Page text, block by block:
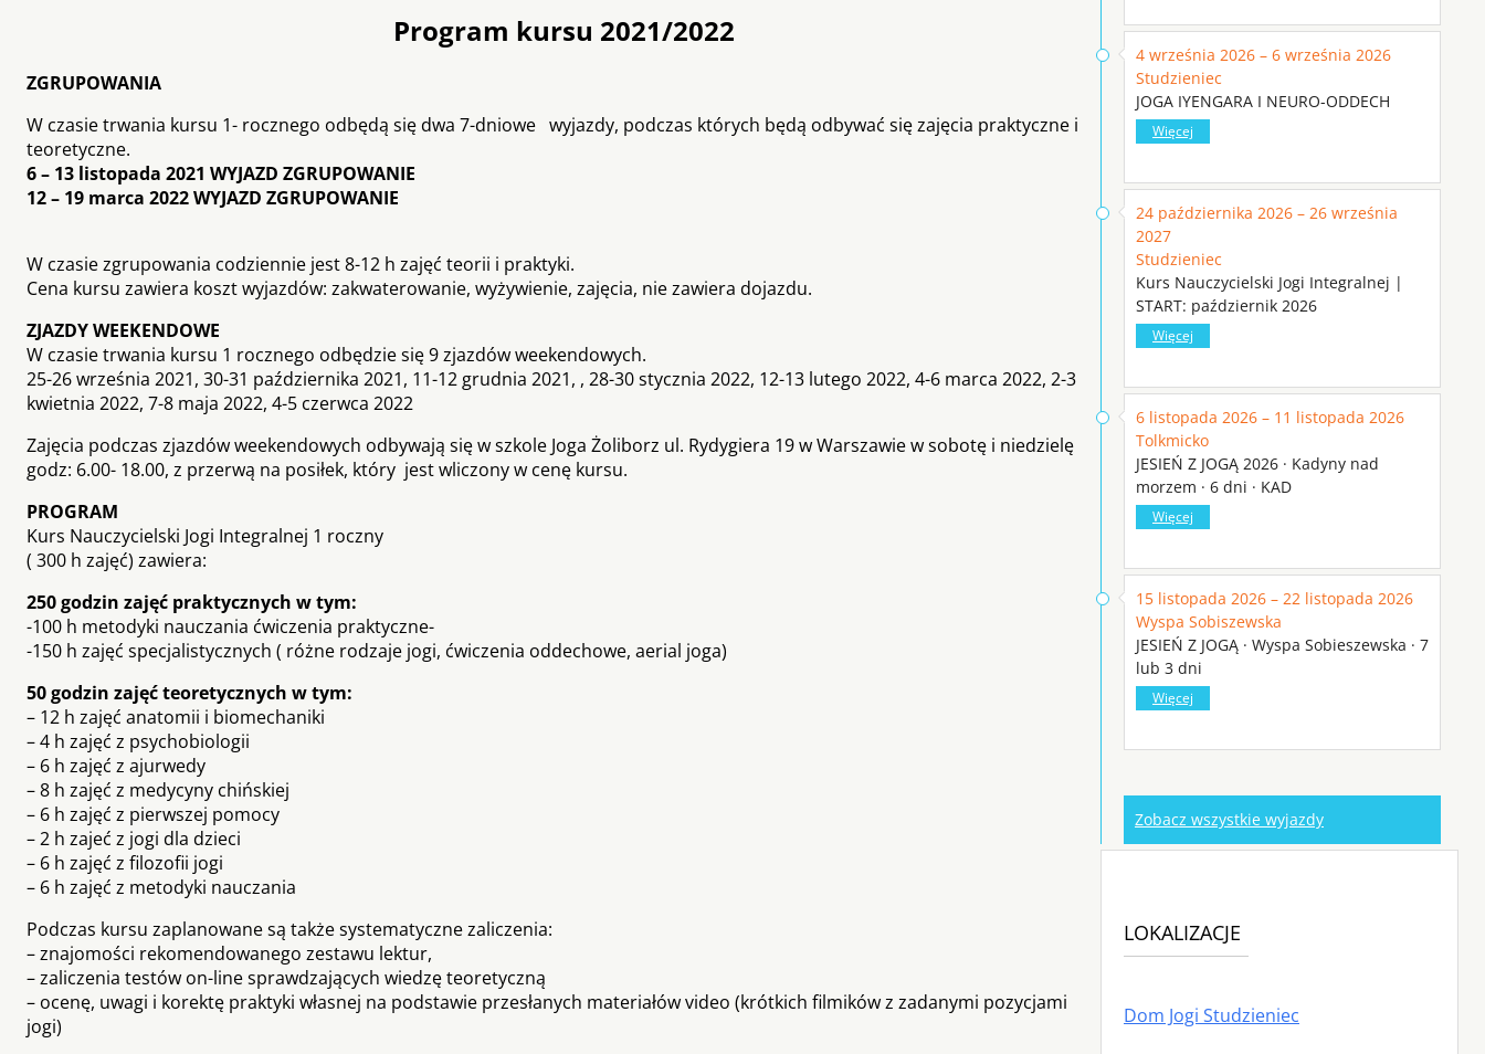
Program kursu 2021/2022
ZGRUPOWANIA
W czasie trwania kursu 1- rocznego odbędą się dwa 7-dniowe wyjazdy, podczas których będą odbywać się zajęcia praktyczne i
teoretyczne.
6 – 13 listopada 2021 WYJAZD ZGRUPOWANIE
12 – 19 marca 2022 WYJAZD ZGRUPOWANIE
W czasie zgrupowania codziennie jest 8-12 h zajęć teorii i praktyki.
Cena kursu zawiera koszt wyjazdów: zakwaterowanie, wyżywienie, zajęcia, nie zawiera dojazdu.
ZJAZDY WEEKENDOWE
W czasie trwania kursu 1 rocznego odbędzie się 9 zjazdów weekendowych.
25-26 września 2021, 30-31 października 2021, 11-12 grudnia 2021, , 28-30 stycznia 2022, 12-13 lutego 2022, 4-6 marca 2022, 2-3
kwietnia 2022, 7-8 maja 2022, 4-5 czerwca 2022
Zajęcia podczas zjazdów weekendowych odbywają się w szkole Joga Żoliborz ul. Rydygiera 19 w Warszawie w sobotę i niedzielę
godz: 6.00- 18.00, z przerwą na posiłek, który jest wliczony w cenę kursu.
PROGRAM
Kurs Nauczycielski Jogi Integralnej 1 roczny
( 300 h zajęć) zawiera:
250 godzin zajęć praktycznych w tym:
-100 h metodyki nauczania ćwiczenia praktyczne-
-150 h zajęć specjalistycznych ( różne rodzaje jogi, ćwiczenia oddechowe, aerial joga)
50 godzin zajęć teoretycznych w tym:
– 12 h zajęć anatomii i biomechaniki
– 4 h zajęć z psychobiologii
– 6 h zajęć z ajurwedy
– 8 h zajęć z medycyny chińskiej
– 6 h zajęć z pierwszej pomocy
– 2 h zajeć z jogi dla dzieci
– 6 h zajęć z filozofii jogi
– 6 h zajęć z metodyki nauczania
Podczas kursu zaplanowane są także systematyczne zaliczenia:
– znajomości rekomendowanego zestawu lektur,
– zaliczenia testów on-line sprawdzających wiedzę teoretyczną
– ocenę, uwagi i korektę praktyki własnej na podstawie przesłanych materiałów video (krótkich filmików z zadanymi pozycjami
jogi)
4 września 2026 – 6 września 2026
Studzieniec
JOGA IYENGARA I NEURO-ODDECH
Więcej
24 października 2026 – 26 września
2027
Studzieniec
Kurs Nauczycielski Jogi Integralnej |
START: październik 2026
Więcej
6 listopada 2026 – 11 listopada 2026
Tolkmicko
JESIEŃ Z JOGĄ 2026 · Kadyny nad
morzem · 6 dni · KAD
Więcej
15 listopada 2026 – 22 listopada 2026
Wyspa Sobiszewska
JESIEŃ Z JOGĄ · Wyspa Sobieszewska · 7
lub 3 dni
Więcej
Zobacz wszystkie wyjazdy
LOKALIZACJE
Dom Jogi Studzieniec